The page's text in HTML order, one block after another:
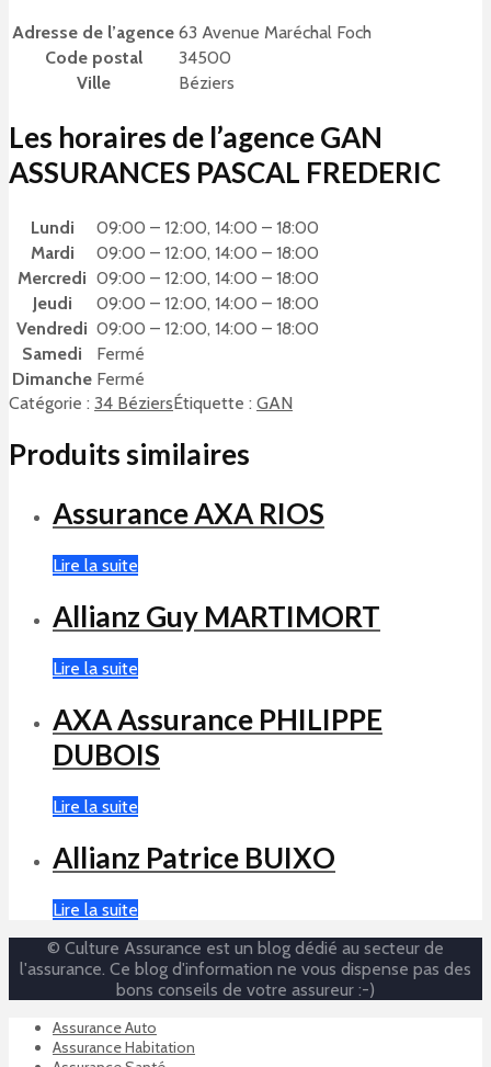
Adresse de l’agence 63 Avenue Maréchal Foch
Code postal
34500
Ville
Béziers
Les horaires de l’agence GAN
ASSURANCES PASCAL FREDERIC
Lundi
09:00 – 12:00, 14:00 – 18:00
Mardi
09:00 – 12:00, 14:00 – 18:00
Mercredi 09:00 – 12:00, 14:00 – 18:00
Jeudi
09:00 – 12:00, 14:00 – 18:00
Vendredi 09:00 – 12:00, 14:00 – 18:00
Samedi
Fermé
Dimanche Fermé
Catégorie : 34 BéziersÉtiquette : GAN
Produits similaires
Assurance AXA RIOS
Lire la suite
Allianz Guy MARTIMORT
Lire la suite
AXA Assurance PHILIPPE
DUBOIS
Lire la suite
Allianz Patrice BUIXO
Lire la suite
© Culture Assurance est un blog dédié au secteur de
l'assurance. Ce blog d'information ne vous dispense pas des
bons conseils de votre assureur :-)
Assurance Auto
Assurance Habitation